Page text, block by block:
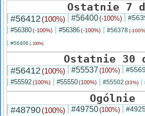
Ostatnie 7
#56412 (100%) #56400(-100%)
#56380(-100%) #56386(-100%) #56378 (-
#56406 (-100%)
Ostatnie 30
#56412 (100%) #55537 (100%)
#55592(100%) #55550(100%) #55502 (33%)
Ogólnie
#48790(100%) #49750(100%)